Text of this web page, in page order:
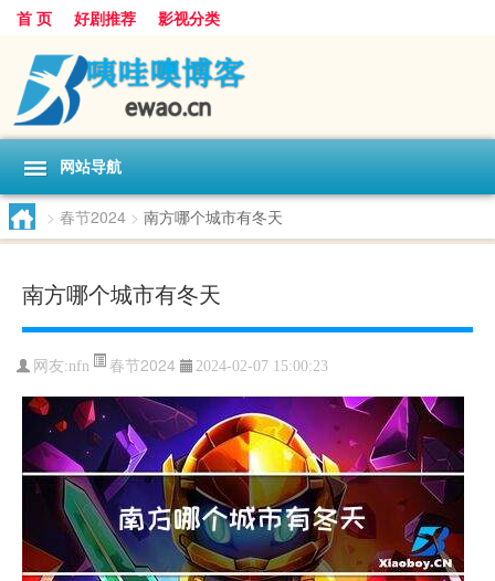
首 页 好剧推荐 影视分类
网站导航
> 春节2024 > 南方哪个城市有冬天
南方哪个城市有冬天
网友:nfn 春节2024 2024-02-07 15:00:23